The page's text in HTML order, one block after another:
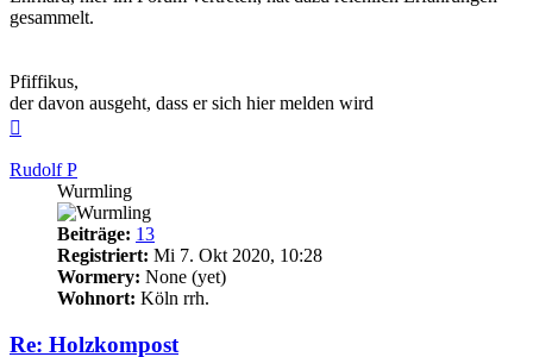
gesammelt.
Pfiffikus,
der davon ausgeht, dass er sich hier melden wird
Rudolf P
Wurmling
Beiträge: 13
Registriert: Mi 7. Okt 2020, 10:28
Wormery: None (yet)
Wohnort: Köln rrh.
Re: Holzkompost